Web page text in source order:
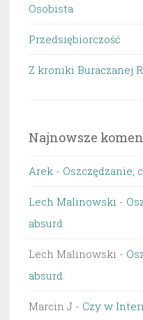
Osobista
Przedsiębiorczość
Z kroniki Buraczanej
Najnowsze
Arek - Oszczędzanie,
Lech Malinowski -
absurd.
Lech Malinowski -
absurd.
Marcin J - Czy w